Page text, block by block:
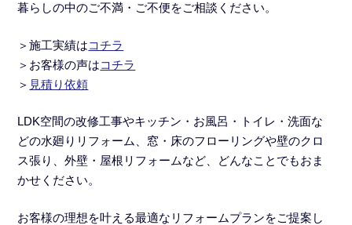
暮らしの中のご不満・ご不便をご相談ください。
＞施工実績はコチラ
＞ お客様の声はコチラ
＞ 見積り依頼
LDK空間の改修工事やキッチン・お風呂・トイレ・洗面な
どの水廻りリフォーム
、窓・床のフローリングや壁のクロ
ス張り、外壁・屋根リフォームなど、どんなことでもおま
かせください。
お客様の理想を叶える最適なリフォームプランをご提案し